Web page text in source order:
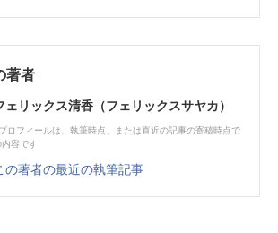
著者
ェリックス清香（フェリックスサヤカ）
ロフィールは、執筆時点、または直近の記事の寄稿時点で
容です
の著者の最近の執筆記事